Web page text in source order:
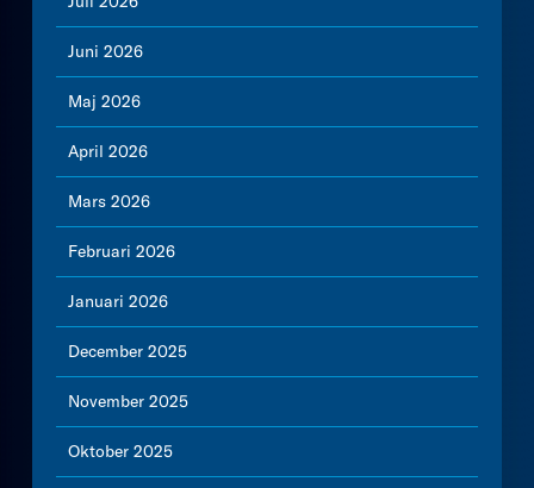
Juni 2026
Maj 2026
April 2026
Mars 2026
Februari 2026
Januari 2026
December 2025
November 2025
Oktober 2025